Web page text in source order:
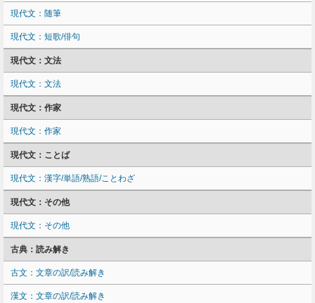
現代文：随筆
現代文：短歌/俳句
現代文：文法
現代文：文法
現代文：作家
現代文：作家
現代文：ことば
現代文：漢字/単語/熟語/ことわざ
現代文：その他
現代文：その他
古典：読み解き
古文：文章の訳/読み解き
漢文：文章の訳/読み解き